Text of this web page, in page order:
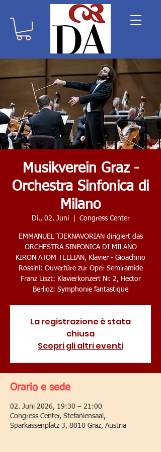
Musikverein Graz -
Orchestra Sinfonica di
Milano
Di., 02. Juni
  |
Congress Center
EMMANUEL TJEKNAVORIAN dirigiert das
ORCHESTRA SINFONICA DI MILANO
KIRON ATOM TELLIAN, Klavier - Gioachino
Rossini: Ouvertüre zur Oper Semiramide
Franz Liszt: Klavierkonzert Nr. 2, Hector
Berlioz: Symphonie fantastique
La registrazione è stata
chiusa
Scopri gli altri eventi
Orario e sede
02. Juni 2026, 19:30 – 21:00
Congress Center, Stefaniensaal,
Sparkassenplatz 3, 8010 Graz, Austria